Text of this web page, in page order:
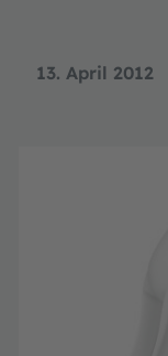
13. April 2012